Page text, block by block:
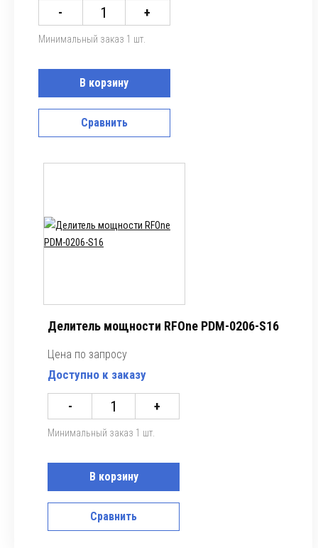
- +
Минимальный заказ 1 шт.
В корзину
Сравнить
Делитель мощности RFOne PDM-0206-S16
Цена по запросу
Доступно к заказу
- +
Минимальный заказ 1 шт.
В корзину
Сравнить